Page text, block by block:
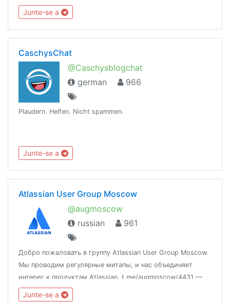
Пром.Электроника @cncuzAdmin @ShoxruxEngineering
Junte-se a
CaschysChat
@Caschysblogchat
german
966
Plaudern. Helfen. Nicht spammen.
Junte-se a
Atlassian User Group Moscow
@augmoscow
russian
961
Добро пожаловать в группу Atlassian User Group Moscow.
Мы проводим регулярные митапы, и нас объединяет
интерес к продуктам Atlassian. t.me/augmoscow/4431 —
наши ресурсы и порядки@aug_dev — филиал для
Junte-se a